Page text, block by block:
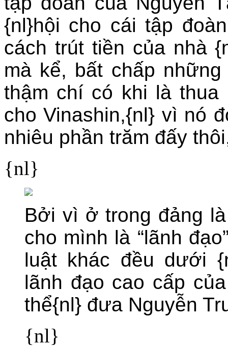
{nl}hội cho cái tập
cách trút tiền của nhà
mà kể, bất chấp
thậm chí có khi là
cho Vinashin,{nl} vì nó
nhiêu phần trăm đấy
{nl}
Bởi vì ở trong đảng
cho mình là “lãnh
luật khác đều dưới
lãnh đạo cao cấp
thể{nl} đưa Nguyễn
{nl}